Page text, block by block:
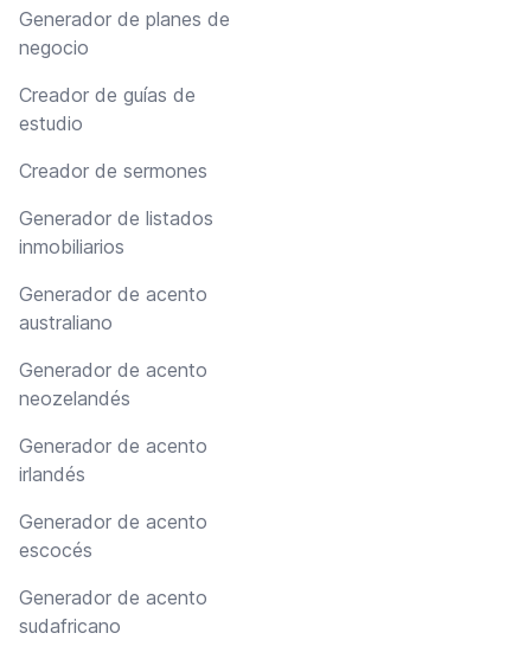
Generador de planes de
negocio
Creador de guías de
estudio
Creador de sermones
Generador de listados
inmobiliarios
Generador de acento
australiano
Generador de acento
neozelandés
Generador de acento
irlandés
Generador de acento
escocés
Generador de acento
sudafricano